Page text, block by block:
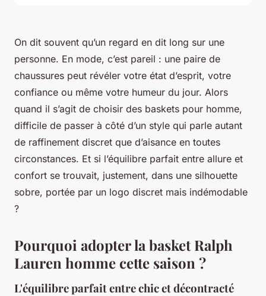
On dit souvent qu’un regard en dit long sur une
personne. En mode, c’est pareil : une paire de
chaussures peut révéler votre état d’esprit, votre
confiance ou même votre humeur du jour. Alors
quand il s’agit de choisir des baskets pour homme,
difficile de passer à côté d’un style qui parle autant
de raffinement discret que d’aisance en toutes
circonstances. Et si l’équilibre parfait entre allure et
confort se trouvait, justement, dans une silhouette
sobre, portée par un logo discret mais indémodable
?
Pourquoi adopter la basket Ralph
Lauren homme cette saison ?
L'équilibre parfait entre chic et décontracté